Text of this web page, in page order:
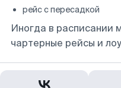
рейс с пересадкой
Иногда в расписании
чартерные рейсы и